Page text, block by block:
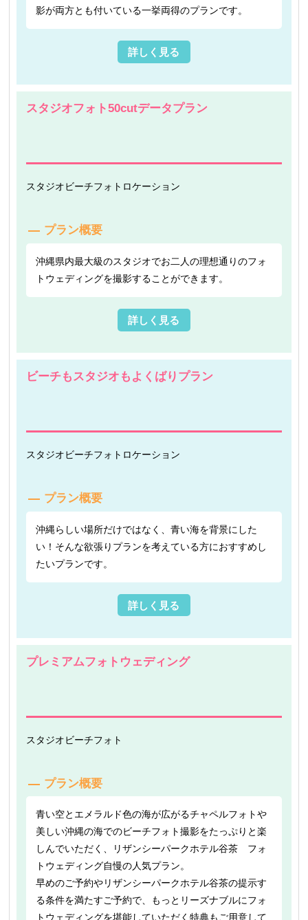
影が両方とも付いている一挙両得のプランです。
詳しく見る
スタジオフォト50cutデータプラン
スタジオビーチフォト ロケーション
プラン概要
沖縄県内最大級のスタジオでお二人の理想通りのフォ
トウェディングを撮影することができます。
詳しく見る
ビーチもスタジオもよくばりプラン
スタジオビーチフォト ロケーション
プラン概要
沖縄らしい場所だけではなく、青い海を背景にした
い！そんな欲張りプランを考えている方におすすめし
たいプランです。
詳しく見る
プレミアムフォトウェディング
スタジオビーチフォト
プラン概要
青い空とエメラルド色の海が広がるチャペルフォトや
美しい沖縄の海でのビーチフォト撮影をたっぷりと楽
しんでいただく、リザンシーパークホテル谷茶 フォ
トウェディング自慢の人気プラン。
早めのご予約やリザンシーパークホテル谷茶の提示す
る条件を満たすご予約で、もっとリーズナブルにフォ
トウェディングを堪能していただく特典もご用意して